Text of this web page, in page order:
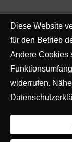
Diese Website
für den Betrieb
Andere Cookies
widerrufen.